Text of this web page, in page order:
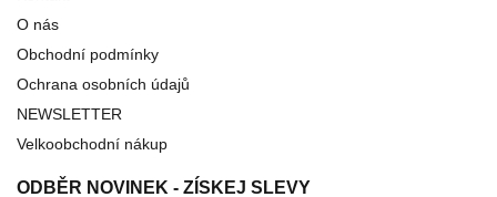
O nás
Obchodní podmínky
Ochrana osobních údajů
NEWSLETTER
Velkoobchodní nákup
ODBĚR NOVINEK - ZÍSKEJ SLEVY